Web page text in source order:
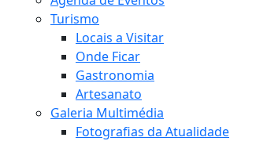
Turismo
Locais a Visitar
Onde Ficar
Gastronomia
Artesanato
Galeria Multimédia
Fotografias da Atualidade